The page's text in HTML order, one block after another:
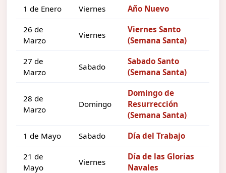
1 de Enero Viernes Año Nuevo
26 de
Marzo
Viernes
Viernes Santo
(Semana Santa)
27 de
Marzo
Sabado
Sabado Santo
(Semana Santa)
28 de
Marzo
Domingo
Domingo de
Resurrección
(Semana Santa)
1 de Mayo Sabado Día del Trabajo
21 de
Mayo
Viernes
Día de las Glorias
Navales